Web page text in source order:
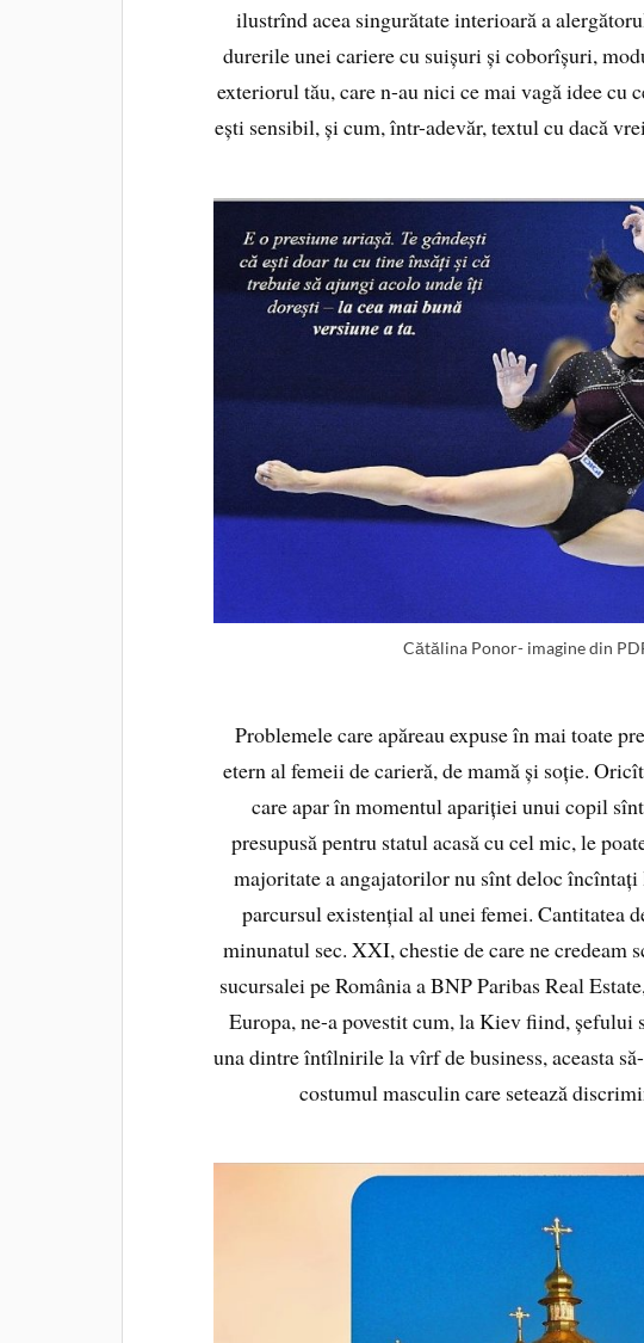
ilustrînd acea singurătate interioară a
durerile unei cariere cu suișuri și coborîșuri,
exteriorul tău, care n-au nici ce mai vagă idee cu
ești sensibil, și cum, într-adevăr, textul cu dacă
Cătălina Ponor- imagine din
Problemele care apăreau expuse în mai toate
etern al femeii de carieră, de mamă și soție.
care apar în momentul apariției unui copil
presupusă pentru statul acasă cu cel mic, le
majoritate a angajatorilor nu sînt deloc încîntați
parcursul existențial al unei femei. Cantitatea
minunatul sec. XXI, chestie de care ne credeam
sucursalei pe România a BNP Paribas Real
Europa, ne-a povestit cum, la Kiev fiind, șefului
una dintre întîlnirile la vîrf de business, aceasta
costumul masculin care setează